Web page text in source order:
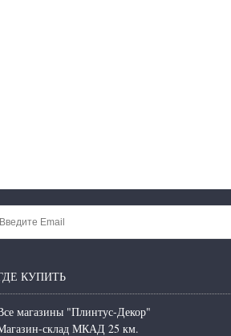
КУПИТЬ
магазины "Плинтус-Декор"
склад МКАД 25 км.